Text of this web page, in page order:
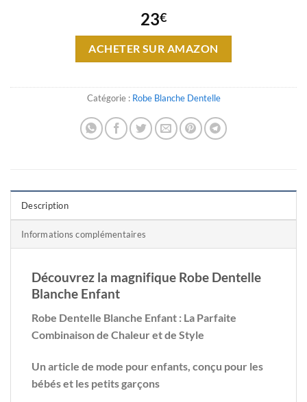
23€
ACHETER SUR AMAZON
Catégorie : Robe Blanche Dentelle
Description
Informations complémentaires
Découvrez la magnifique Robe Dentelle
Blanche Enfant
Robe Dentelle Blanche Enfant : La Parfaite
Combinaison de Chaleur et de Style
Un article de mode pour enfants, conçu pour les
bébés et les petits garçons